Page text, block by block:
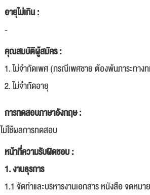
อายุไม่เกิน :
-
คุณสมบัติผู้สมัคร :
1. ไม่จำกัดเพศ (กรณีเพศชาย ต้องพ้นภาระทาง
2. ไม่จำกัดอายุ
การทดสอบภาษาอังกฤษ :
ม่ใช้ผลการทดสอบ
หน้าที่ความรับผิดชอบ :
1. งานธุรการ
1.1 จัดทำและบริหารงานเอกสาร หนังสือ จดหมา